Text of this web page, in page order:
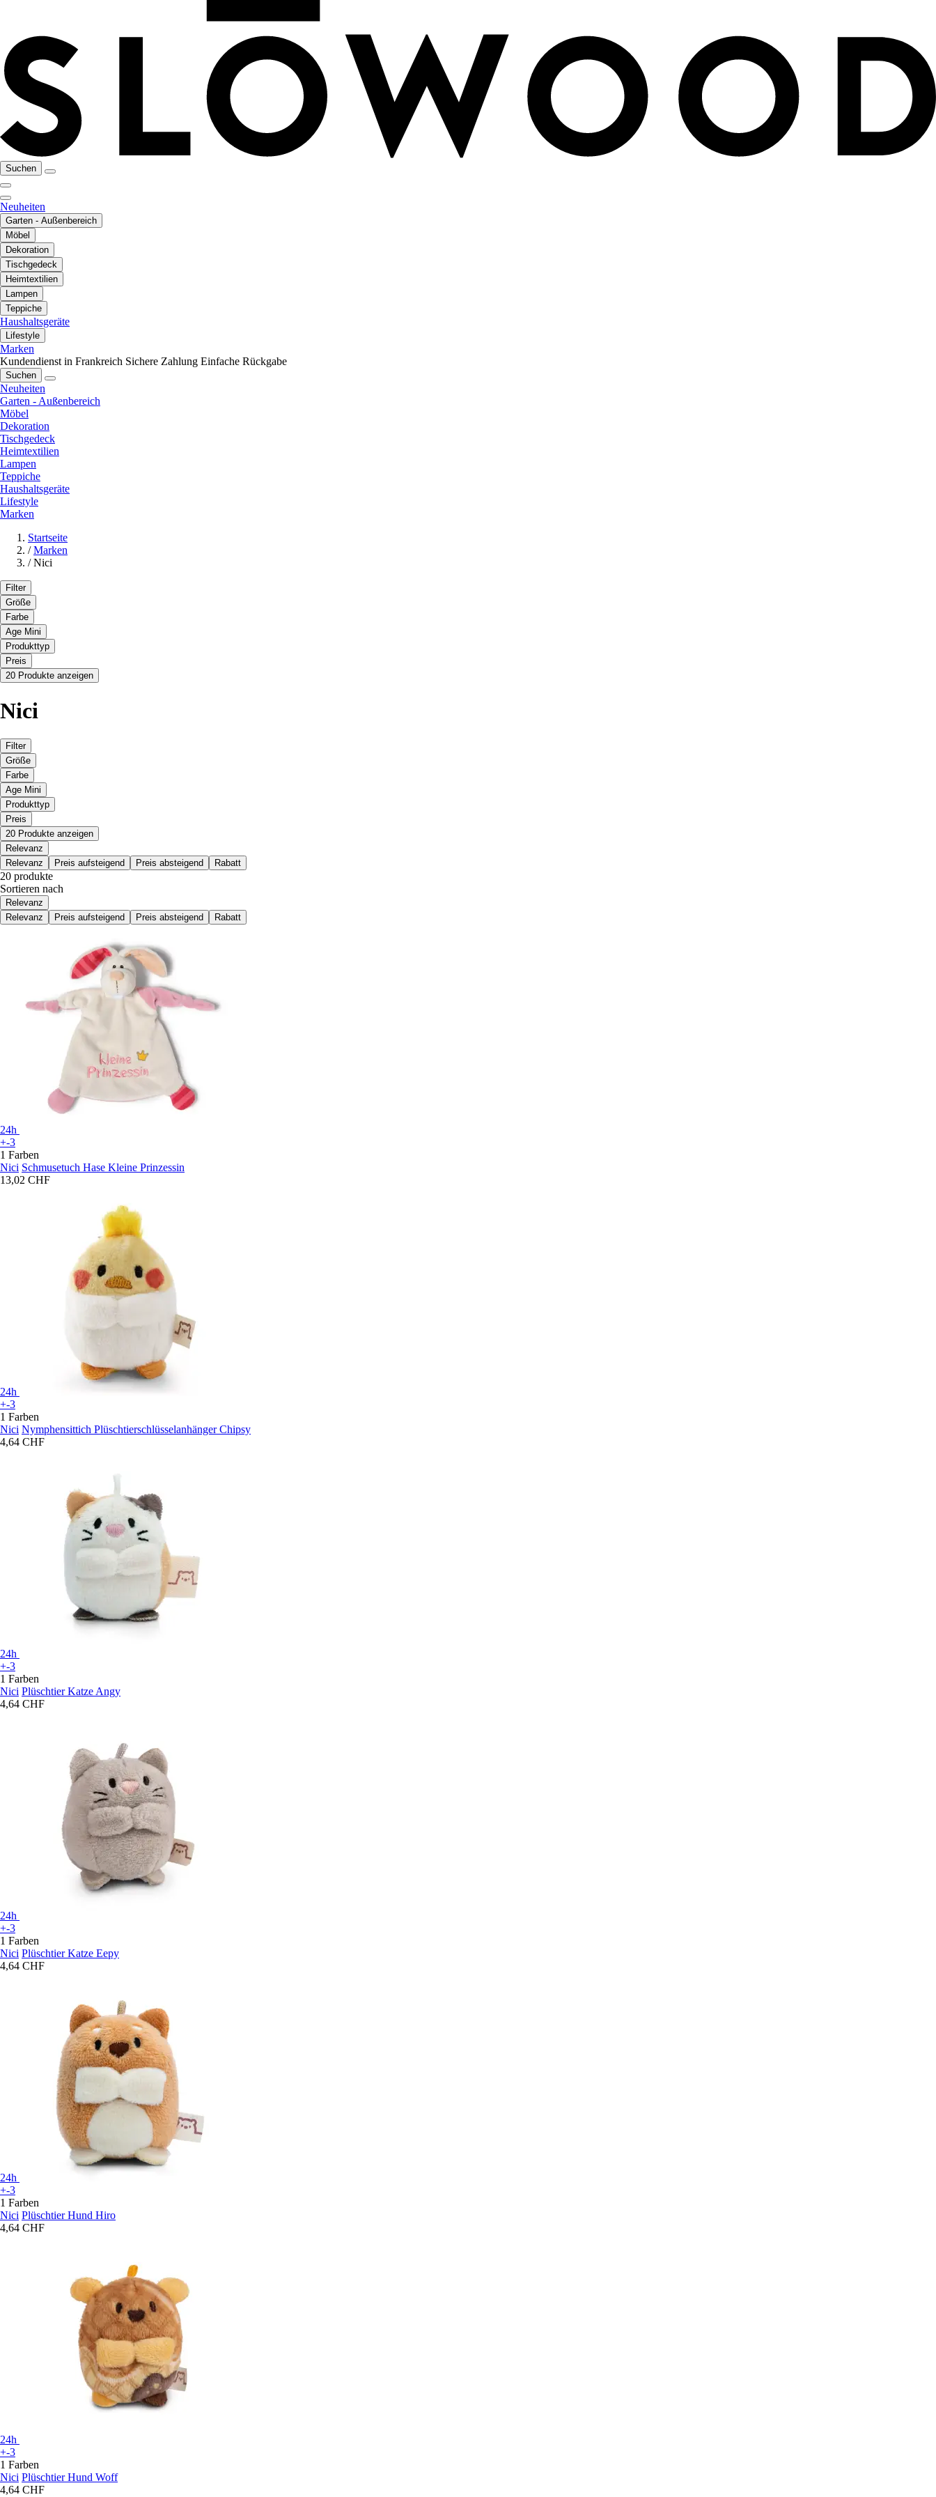
Suchen
Neuheiten
Garten - Außenbereich
Möbel
Dekoration
Tischgedeck
Heimtextilien
Lampen
Teppiche
Haushaltsgeräte
Lifestyle
Marken
Kundendienst in Frankreich Sichere Zahlung Einfache Rückgabe
Suchen
Neuheiten
Garten - Außenbereich
Möbel
Dekoration
Tischgedeck
Heimtextilien
Lampen
Teppiche
Haushaltsgeräte
Lifestyle
Marken
Startseite
/ Marken
/ Nici
Filter
Größe
Farbe
Age Mini
Produkttyp
Preis
20 Produkte anzeigen
Nici
Filter
Größe
Farbe
Age Mini
Produkttyp
Preis
20 Produkte anzeigen
Relevanz
Relevanz
Preis aufsteigend Preis absteigend Rabatt
20 produkte
Sortieren nach
Relevanz
Relevanz
Preis aufsteigend Preis absteigend Rabatt
24h
+-3
1 Farben
Nici Schmusetuch Hase Kleine Prinzessin
13,02 CHF
24h
+-3
1 Farben
Nici Nymphensittich Plüschtierschlüsselanhänger Chipsy
4,64 CHF
24h
+-3
1 Farben
Nici Plüschtier Katze Angy
4,64 CHF
24h
+-3
1 Farben
Nici Plüschtier Katze Eepy
4,64 CHF
24h
+-3
1 Farben
Nici Plüschtier Hund Hiro
4,64 CHF
24h
+-3
1 Farben
Nici Plüschtier Hund Woff
4,64 CHF